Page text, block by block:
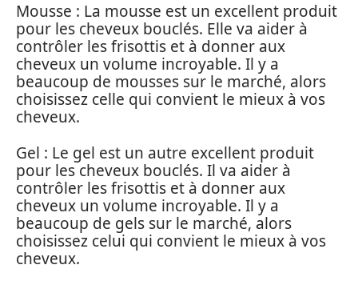
Mousse : La mousse est un excellent produit
pour les cheveux bouclés. Elle va aider à
contrôler les frisottis et à donner aux
cheveux un volume incroyable. Il y a
beaucoup de mousses sur le marché, alors
choisissez celle qui convient le mieux à vos
cheveux.
Gel : Le gel est un autre excellent produit
pour les cheveux bouclés. Il va aider à
contrôler les frisottis et à donner aux
cheveux un volume incroyable. Il y a
beaucoup de gels sur le marché, alors
choisissez celui qui convient le mieux à vos
cheveux.